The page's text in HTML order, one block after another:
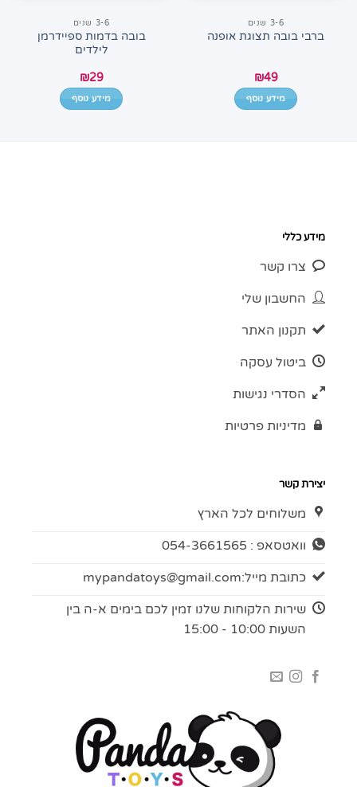
3-6 שנים
ברבי בובה תצוגת אופנה
₪49
מידע נוסף
3-6 שנים
בובה בדמות ספיידרמן
לילדים
₪29
מידע נוסף
מידע כללי
צרו קשר
החשבון שלי
תקנון האתר
ביטול עסקה
הסדרי נגישות
מדיניות פרטיות
יצירת קשר
משלוחים לכל הארץ
וואטסאפ : 054-3661565
כתובת מייל:mypandatoys@gmail.com
שירות הלקוחות שלנו זמין לכם בימים א-ה בין
השעות 10:00 - 15:00